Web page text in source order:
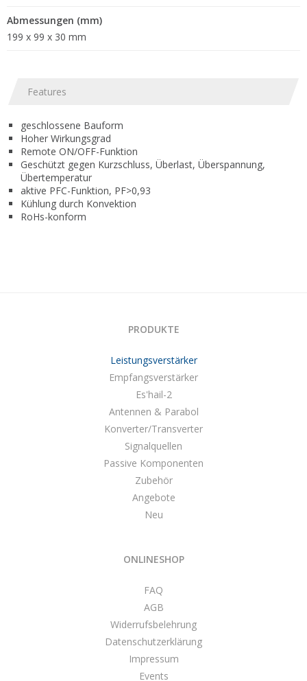
Abmessungen (mm)
199 x 99 x 30 mm
Features
geschlossene Bauform
Hoher Wirkungsgrad
Remote ON/OFF-Funktion
Geschützt gegen Kurzschluss, Überlast, Überspannung,
Übertemperatur
aktive PFC-Funktion, PF>0,93
Kühlung durch Konvektion
RoHs-konform
PRODUKTE
Leistungsverstärker
Empfangsverstärker
Es'hail-2
Antennen & Parabol
Konverter/Transverter
Signalquellen
Passive Komponenten
Zubehör
Angebote
Neu
ONLINESHOP
FAQ
AGB
Widerrufsbelehrung
Datenschutzerklärung
Impressum
Events